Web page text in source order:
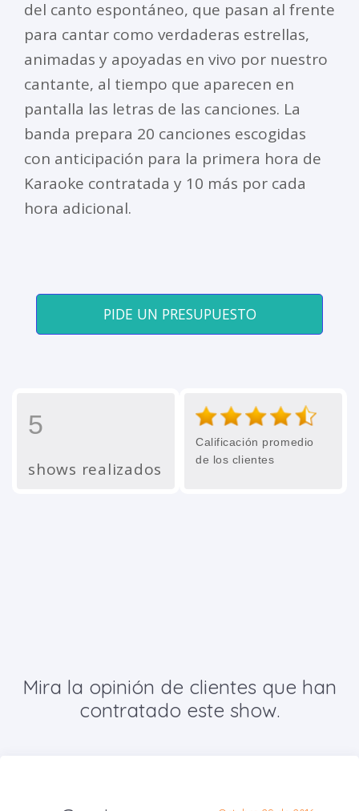
del canto espontáneo, que pasan al frente
para cantar como verdaderas estrellas,
animadas y apoyadas en vivo por nuestro
cantante, al tiempo que aparecen en
pantalla las letras de las canciones. La
banda prepara 20 canciones escogidas
con anticipación para la primera hora de
Karaoke contratada y 10 más por cada
hora adicional.
PIDE UN PRESUPUESTO
5
shows realizados
Calificación promedio
de los clientes
Mira la opinión de clientes que han
contratado este show.